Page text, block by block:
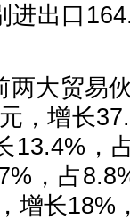
进出口
大贸易伙
，增长
13.4%，
，占
增长18%